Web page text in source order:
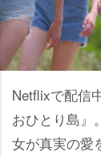
Netflixで配信
おひとり島』
女が真実の愛